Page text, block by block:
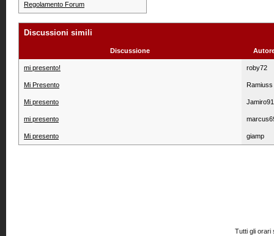
Regolamento Forum
Discussioni simili
Discussione
mi presento! roby72
Mi Presento Ramiuss
Mi presento Jamiro91
mi presento
Mi presento giamp
Tutti gli orari